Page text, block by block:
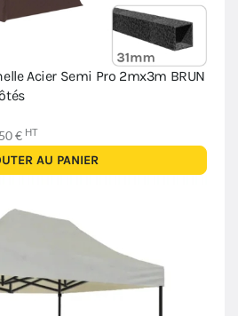
Acier Semi Pro 2mx3m BRUN
€ HT
AU PANIER